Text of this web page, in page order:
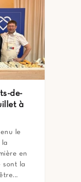
de-
à
le
la
en
sont la